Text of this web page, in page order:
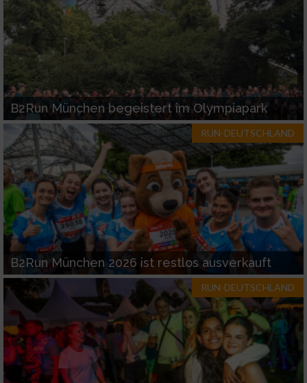
B2Run München begeistert im Olympiapark
RUN-DEUTSCHLAND
B2Run München 2026 ist restlos ausverkauft
RUN-DEUTSCHLAND
Notwendig
Performance
Funktional
Werbung